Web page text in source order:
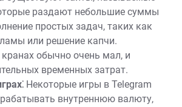
раздают небольшие суммы
простых задач, таких как
или решение капчи.
обычно очень мал, и
временных затрат.
Некоторые игры в Telegram
внутреннюю валюту,